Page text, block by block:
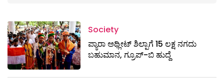
Society
ಪ್ಯಾರಾ ಅಥ್ಲೀಟ್ ಶಿಲ್ಪಾಗೆ 15 ಲಕ್ಷ ನಗದು
ಬಹುಮಾನ, ಗ್ರೂಪ್-ಬಿ ಹುದ್ದೆ